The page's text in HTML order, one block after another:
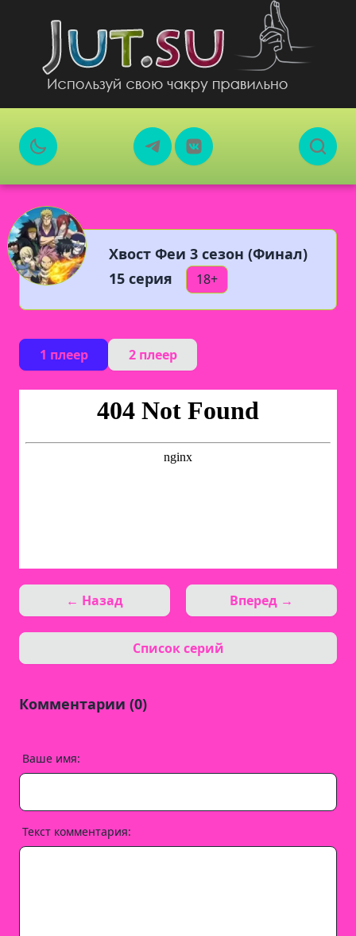
Хвост Феи 3 сезон (Финал)
15 серия
18+
1 плеер 2 плеер
← Назад
Список серий
Вперед →
Комментарии (0)
Ваше имя:
Текст комментария: